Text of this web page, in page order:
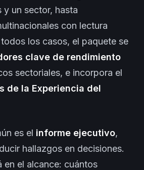
un sector, hasta
con lectura
los casos, el paquete se
clave de rendimiento
sectoriales, e incorpora el
de la Experiencia del
es el informe ejecutivo,
hallazgos en decisiones.
en el alcance: cuántos